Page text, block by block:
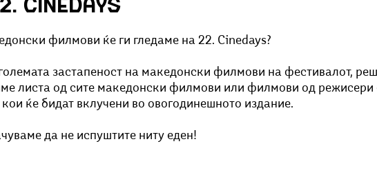
Добри гости
филмови ќе ги гледаме на 22. Сinedays?
застапеност на македонски филмови на фестивалот,
листа од сите македонски филмови или филмови од
ќе бидат вклучени во овогодинешното издание.
да не испуштите ниту еден!